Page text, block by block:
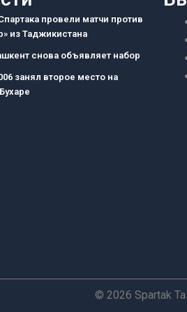
провели матчи против
из Таджикистана
снова объявляет набор
занял второе место на
© 2026 Spartak